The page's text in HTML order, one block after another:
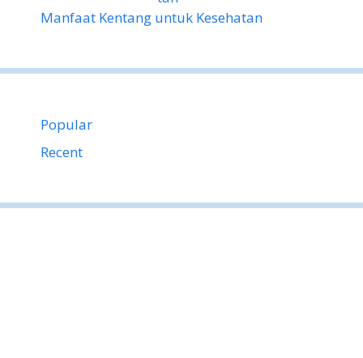
Manfaat Kentang untuk Kesehatan
Popular
Recent